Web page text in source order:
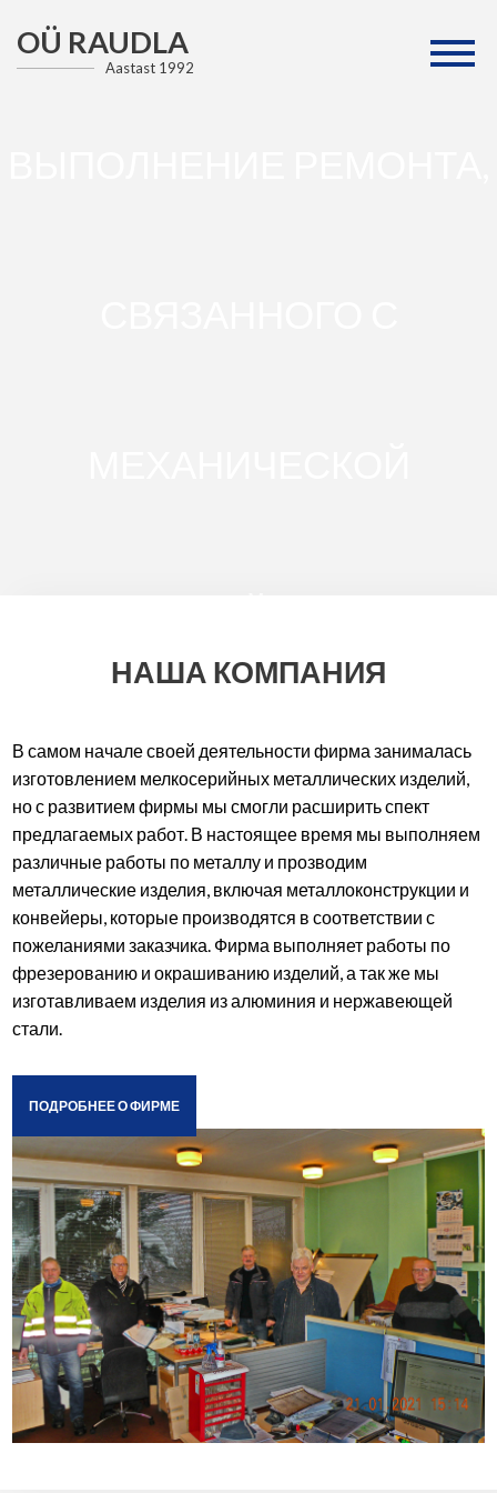
OÜ RAUDLA
Aastast 1992
НАША КОМПАНИЯ
В самом начале своей деятельности фирма занималась
изготовлением мелкосерийных металлических изделий,
но с развитием фирмы мы смогли расширить спект
предлагаемых работ. В настоящее время мы выполняем
различные работы по металлу и прозводим
металлические изделия, включая металлоконструкции и
конвейеры, которые производятся в соответствии с
пожеланиями заказчика. Фирма выполняет работы по
фрезерованию и окрашиванию изделий, а так же мы
изготавливаем изделия из алюминия и нержавеющей
стали.
ПОДРОБНЕЕ О ФИРМЕ